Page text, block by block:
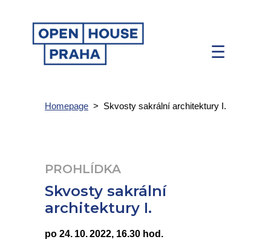
☰
Homepage > Skvosty sakrální architektury I.
PROHLÍDKA
Skvosty sakrální
architektury I.
po 24. 10. 2022, 16.30 hod.